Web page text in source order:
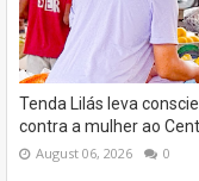
Tenda Lilás leva
contra a mulher ao
August 06, 2026 0